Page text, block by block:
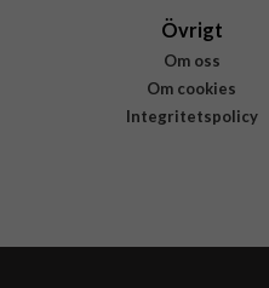
Övrigt
Om oss
Om cookies
Integritetspolicy